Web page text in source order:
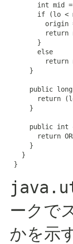
int mid
if (lo <
origin
return
       }
else
return
     }
public
return
     }
public int
return
     }
   }
}
ークで
かを示